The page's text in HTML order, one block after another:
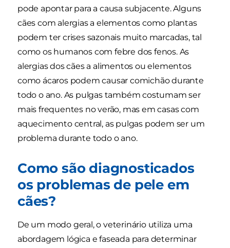
pode apontar para a causa subjacente. Alguns
cães com alergias a elementos como plantas
podem ter crises sazonais muito marcadas, tal
como os humanos com febre dos fenos. As
alergias dos cães a alimentos ou elementos
como ácaros podem causar comichão durante
todo o ano. As pulgas também costumam ser
mais frequentes no verão, mas em casas com
aquecimento central, as pulgas podem ser um
problema durante todo o ano.
Como são diagnosticados
os problemas de pele em
cães?
De um modo geral, o veterinário utiliza uma
abordagem lógica e faseada para determinar